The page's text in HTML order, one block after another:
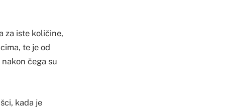
za iste količine,
te je od
čega su
kada je